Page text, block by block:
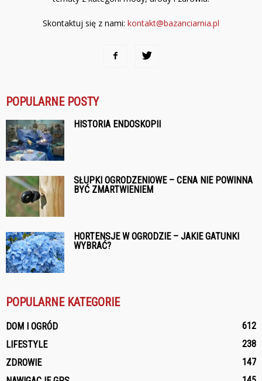
Skontaktuj się z nami: kontakt@bazanciarnia.pl
POPULARNE POSTY
HISTORIA ENDOSKOPII
SŁUPKI OGRODZENIOWE – CENA NIE POWINNA
BYĆ ZMARTWIENIEM
HORTENSJE W OGRODZIE – JAKIE GATUNKI
WYBRAĆ?
POPULARNE KATEGORIE
DOM I OGRÓD
612
LIFESTYLE
238
ZDROWIE
147